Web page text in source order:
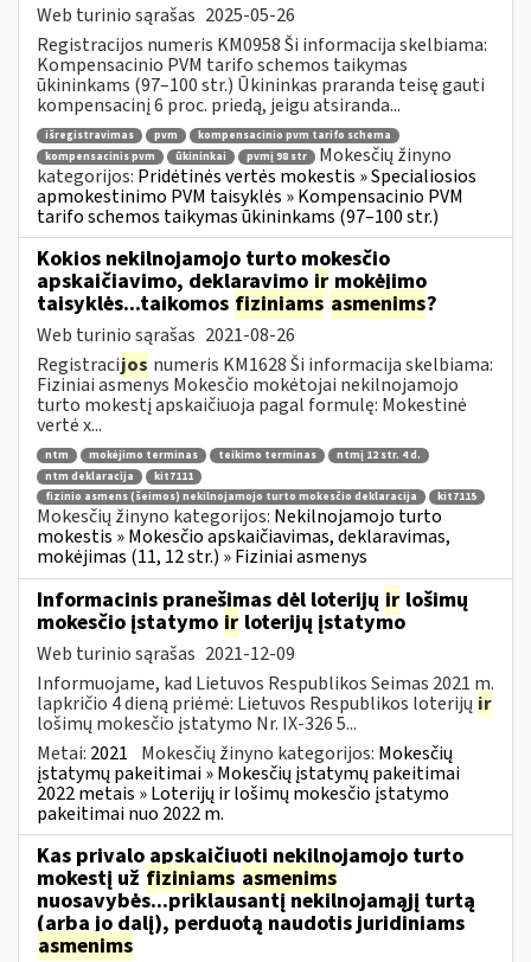
Web turinio sąrašas 2025-05-26
Registracijos numeris KM0958 Ši informacija skelbiama:
Kompensacinio PVM tarifo schemos taikymas
ūkininkams (97–100 str.) Ūkininkas praranda teisę gauti
kompensacinį 6 proc. priedą, jeigu atsiranda...
išregistravimas pvm
kompensacinio pvm tarifo schema
kompensacinis pvm
ūkininkai pvmį 98 str
Mokesčių žinyno
kategorijos: Pridėtinės vertės mokestis » Specialiosios
apmokestinimo PVM taisyklės » Kompensacinio PVM
tarifo schemos taikymas ūkininkams (97–100 str.)
Kokios nekilnojamojo turto mokesčio
apskaičiavimo, deklaravimo ir mokėjimo
taisyklės...taikomos fiziniams asmenims?
Web turinio sąrašas 2021-08-26
Registracijos numeris KM1628 Ši informacija skelbiama:
Fiziniai asmenys Mokesčio mokėtojai nekilnojamojo
turto mokestį apskaičiuoja pagal formulę: Mokestinė
vertė x...
ntm mokėjimo terminas teikimo terminas
ntmį 12 str. 4 d.
ntm deklaracija
kit7111
fizinio asmens (šeimos) nekilnojamojo turto mokesčio deklaracija
kit7115
Mokesčių žinyno kategorijos: Nekilnojamojo turto
mokestis » Mokesčio apskaičiavimas, deklaravimas,
mokėjimas (11, 12 str.) » Fiziniai asmenys
Informacinis pranešimas dėl loterijų ir lošimų
mokesčio įstatymo ir loterijų įstatymo
Web turinio sąrašas 2021-12-09
Informuojame, kad Lietuvos Respublikos Seimas 2021 m.
lapkričio 4 dieną priėmė: Lietuvos Respublikos loterijų ir
lošimų mokesčio įstatymo Nr. IX-326 5...
Metai: 2021 Mokesčių žinyno kategorijos: Mokesčių
įstatymų pakeitimai » Mokesčių įstatymų pakeitimai
2022 metais » Loterijų ir lošimų mokesčio įstatymo
pakeitimai nuo 2022 m.
Kas privalo apskaičiuoti nekilnojamojo turto
mokestį už fiziniams asmenims
nuosavybės...priklausantį nekilnojamąjį turtą
(arba jo dalį), perduotą naudotis juridiniams
asmenims